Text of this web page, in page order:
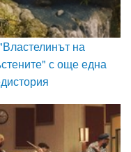
на
с още една